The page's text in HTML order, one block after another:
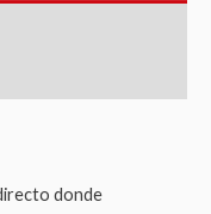
donde